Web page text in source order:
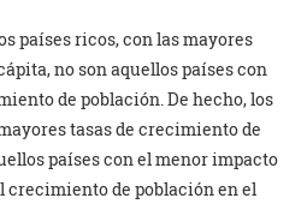
países ricos, con las mayores
no son aquellos países con
de población. De hecho, los
tasas de crecimiento de
países con el menor impacto
crecimiento de población en el